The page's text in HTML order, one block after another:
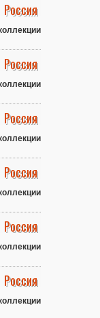
Россия
Россия
Россия
Россия
Россия
Россия